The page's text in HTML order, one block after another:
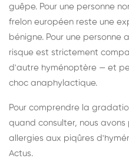
guêpe. Pour une personne
frelon européen reste une
bénigne. Pour une personne
risque est strictement
d'autre hyménoptère — et
choc anaphylactique.
Pour comprendre la
quand consulter, nous
allergies aux piqûres
Actus.